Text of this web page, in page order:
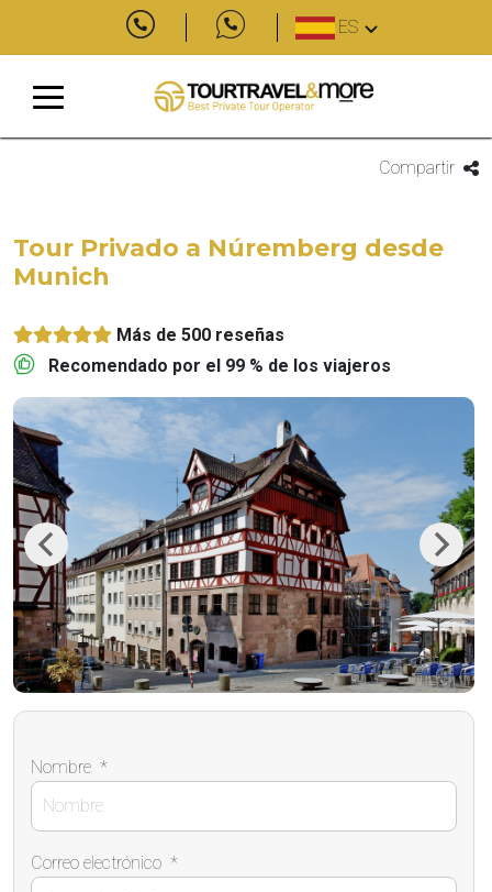
ES
Compartir
Tour Privado a Núremberg desde
Munich
Más de 500 reseñas
Recomendado por el 99 % de los viajeros
Previous Next
Nombre *
Correo electrónico *